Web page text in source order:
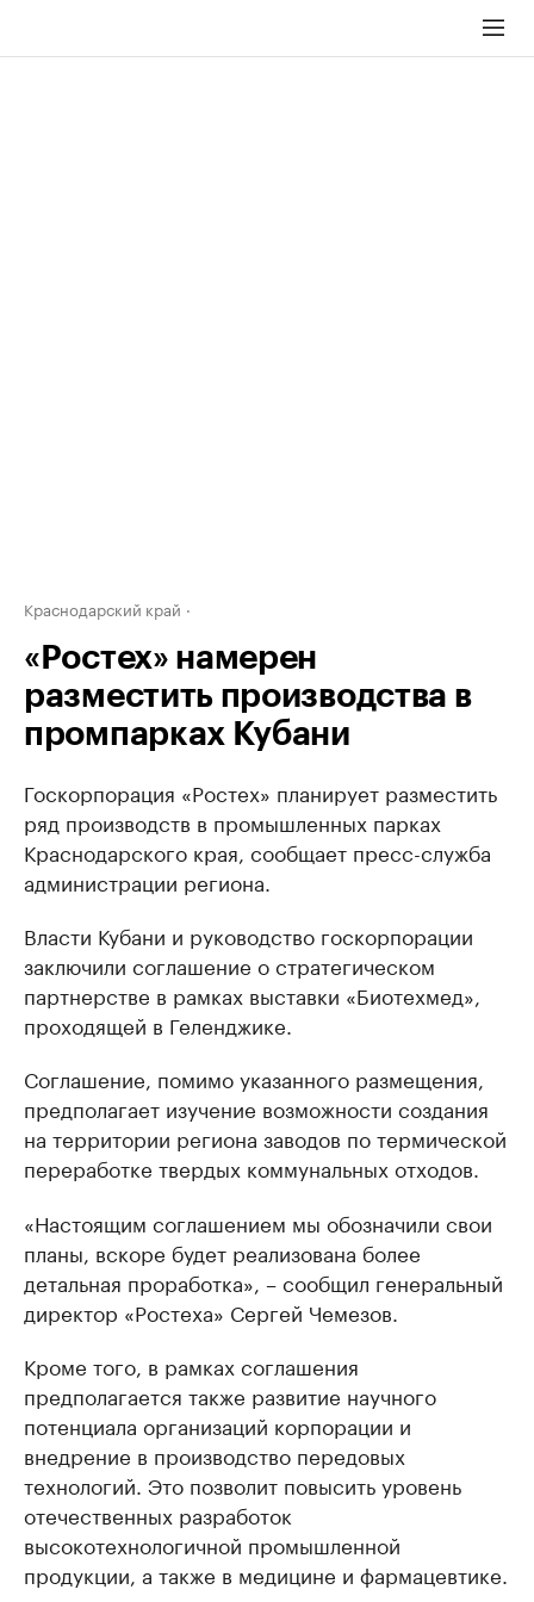
Краснодарский край
«Ростех» намерен
разместить производства в
промпарках Кубани
Госкорпорация «Ростех» планирует разместить
ряд производств в промышленных парках
Краснодарского края, сообщает пресс-служба
администрации региона.
Власти Кубани и руководство госкорпорации
заключили соглашение о стратегическом
партнерстве в рамках выставки «Биотехмед»,
проходящей в Геленджике.
Соглашение, помимо указанного размещения,
предполагает изучение возможности создания
на территории региона заводов по термической
переработке твердых коммунальных отходов.
«Настоящим соглашением мы обозначили свои
планы, вскоре будет реализована более
детальная проработка», – сообщил генеральный
директор «Ростеха» Сергей Чемезов.
Кроме того, в рамках соглашения
предполагается также развитие научного
потенциала организаций корпорации и
внедрение в производство передовых
технологий. Это позволит повысить уровень
отечественных разработок
высокотехнологичной промышленной
продукции, а также в медицине и фармацевтике.